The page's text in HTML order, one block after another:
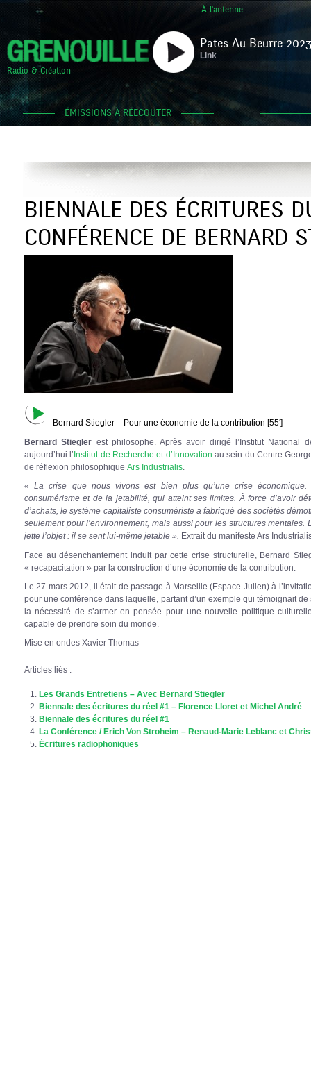
À l'antenne
Radio & Création
Pates Au Beurre
Link
ÉMISSIONS À RÉECOUTER
BIENNALE DES ÉCRITURES
CONFÉRENCE DE BERNARD
Bernard Stiegler – Pour une économie de la contribution [55′]
Bernard Stiegler est philosophe. Après avoir dirigé l’Institut National
aujourd’hui l’Institut de Recherche et d’Innovation au sein du Centre
de réflexion philosophique Ars Industrialis
« La crise que nous vivons est bien plus qu’une crise
consumérisme et de la jetabilité, qui atteint ses limites. À force d’avoir
d’achats, le système capitaliste consumériste a fabriqué des sociétés
seulement pour l’environnement, mais aussi pour les structures mentales.
jette l’objet : il se sent lui-même jetable ».
Extrait du manifeste Ars
Face au désenchantement induit par cette crise structurelle, Bernard
« recapacitation » par la construction d’une économie de la contribution.
Le 27 mars 2012, il était de passage à Marseille (Espace Julien) à
pour une conférence dans laquelle, partant d’un exemple qui témoignait
la nécessité de s’armer en pensée pour une nouvelle politique
capable de prendre soin du monde.
Mise en ondes Xavier Thomas
Articles liés :
Les Grands Entretiens – Avec Bernard Stiegler
Biennale des écritures du réel #1 – Florence Lloret et Michel André
Biennale des écritures du réel #1
La Conférence / Erich Von Stroheim – Renaud-Marie Leblanc et
Écritures radiophoniques